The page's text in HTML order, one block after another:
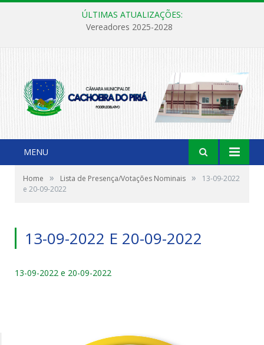
ÚLTIMAS ATUALIZAÇÕES:
Vereadores 2025-2028
MENU
Home » Lista de Presença/Votações Nominais »
13-09-2022
e 20-09-2022
13-09-2022 E 20-09-2022
13-09-2022 e 20-09-2022